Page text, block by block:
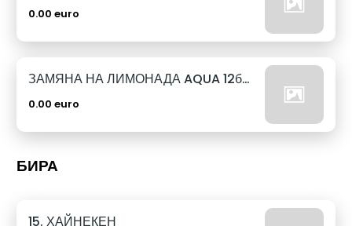
0.00 euro
ЗАМЯНА НА ЛИМОНАДА AQUA 12бр. - 500мл
0.00 euro
БИРА
15. ХАЙНЕКЕН